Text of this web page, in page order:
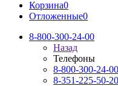
Корзина0
Отложенные0
8-800-300-24-00
Назад
Телефоны
8-800-300-24-00
8-351-225-50-20